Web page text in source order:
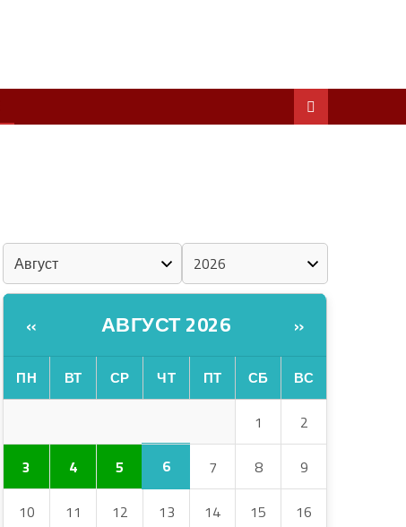
« АВГУСТ 2026 »
ПН ВТ СР ЧТ ПТ СБ ВС
1 2
3 4 5 6 7 8 9
10 11 12 13 14 15 16